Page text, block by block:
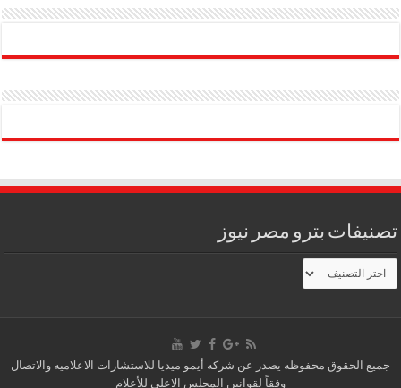
تصنيفات بترو مصر نيوز
تصنيفات
بترو
مصر
جميع الحقوق محفوظه يصدر عن شركه أيمو ميديا للاستشارات الاعلاميه والاتصال
وفقاً لقوانين المجلس الاعلى للأعلام